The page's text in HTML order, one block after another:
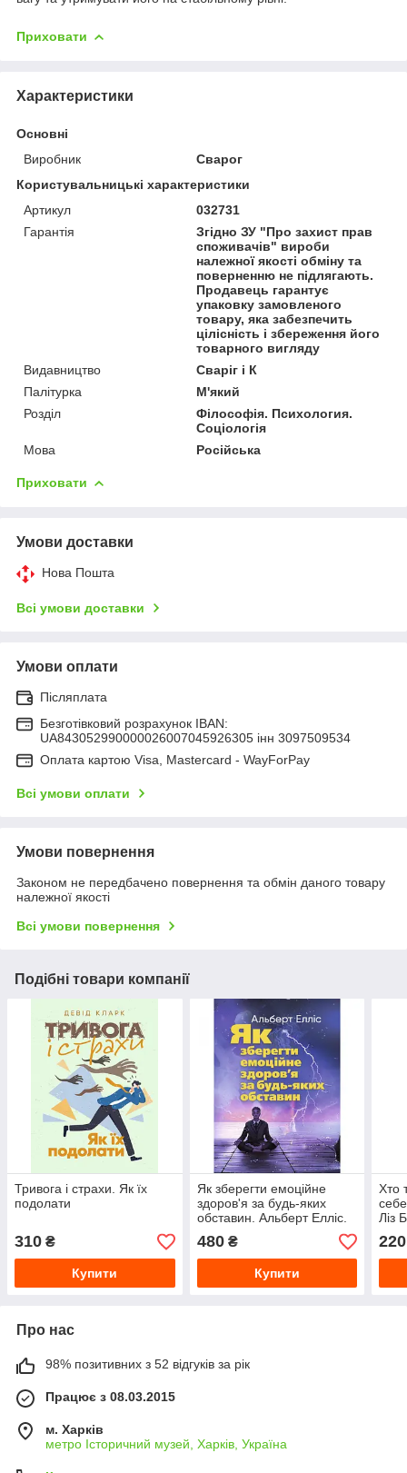
Приховати
Характеристики
Основні
Виробник
Сварог
Користувальницькі характеристики
Артикул
032731
Гарантія
Згідно ЗУ "Про захист прав
споживачів" вироби
належної якості обміну та
поверненню не підлягають.
Продавець гарантує
упаковку замовленого
товару, яка забезпечить
цілісність і збереження його
товарного вигляду
Видавництво
Сваріг і К
Палітурка
М'який
Розділ
Філософія. Психология.
Соціологія
Мова
Російська
Приховати
Умови доставки
Нова Пошта
Всі умови доставки
Умови оплати
Післяплата
Безготівковий розрахунок IBAN:
UA843052990000026007045926305 інн 3097509534
Оплата картою Visa, Mastercard - WayForPay
Всі умови оплати
Умови повернення
Законом не передбачено повернення та обмін даного товару
належної якості
Всі умови повернення
Подібні товари компанії
Тривога і страхи. Як їх
подолати
310 ₴
Купити
Як зберегти емоційне
здоров'я за будь-яких
обставин. Альберт Елліс.
480₴
Купити
Хто
Ліз
220
Про нас
98% позитивних з 52 відгуків за рік
Працює з 08.03.2015
м. Харків
метро Історичний музей, Харків, Україна